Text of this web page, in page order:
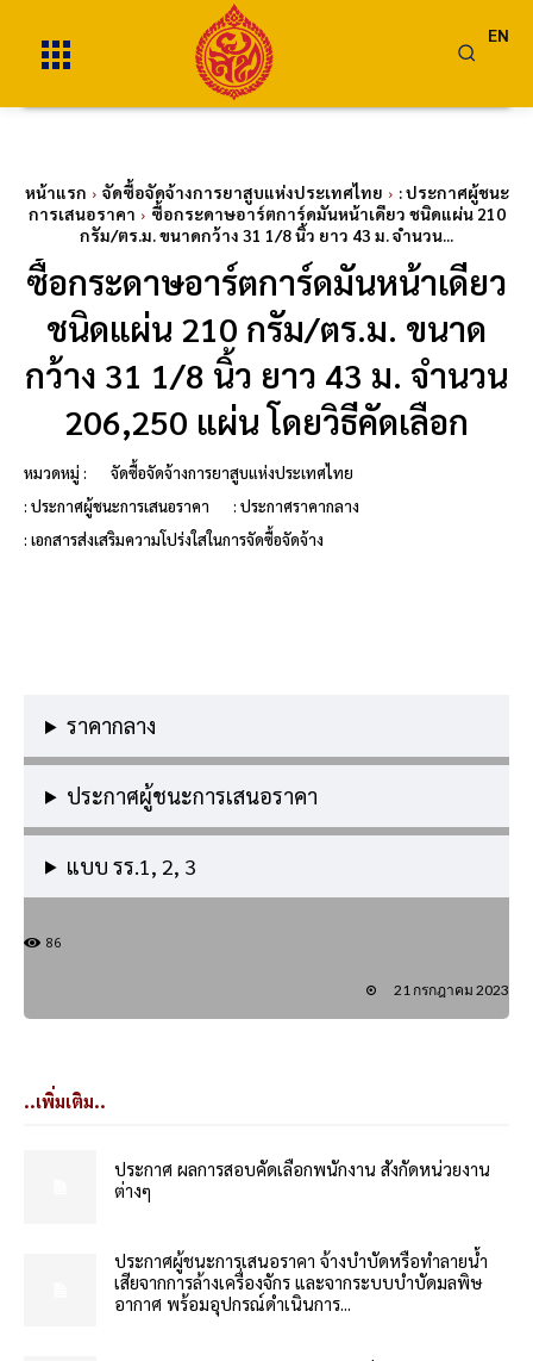
EN
หน้าแรก จัดซื้อจัดจ้างการยาสูบแห่งประเทศไทย
: ประกาศผู้ชนะ
การเสนอราคา
ซื้อกระดาษอาร์ตการ์ดมันหน้าเดียว ชนิดแผ่น 210
กรัม/ตร.ม. ขนาดกว้าง 31 1/8 นิ้ว ยาว 43 ม. จำนวน...
ซื้อกระดาษอาร์ตการ์ดมันหน้าเดียว
ชนิดแผ่น 210 กรัม/ตร.ม. ขนาด
กว้าง 31 1/8 นิ้ว ยาว 43 ม. จำนวน
206,250 แผ่น โดยวิธีคัดเลือก
หมวดหมู่ :
จัดซื้อจัดจ้างการยาสูบแห่งประเทศไทย
: ประกาศผู้ชนะการเสนอราคา
: ประกาศราคากลาง
: เอกสารส่งเสริมความโปร่งใสในการจัดซื้อจัดจ้าง
ราคากลาง
ประกาศผู้ชนะการเสนอราคา
แบบ รร.1, 2, 3
86
21 กรกฎาคม 2023
..เพิ่มเติม..
ประกาศ ผลการสอบคัดเลือกพนักงาน สังกัดหน่วยงาน
ต่างๆ
ประกาศผู้ชนะการเสนอราคา จ้างบำบัดหรือทำลายน้ำ
เสียจากการล้างเครื่องจักร และจากระบบบำบัดมลพิษ
อากาศ พร้อมอุปกรณ์ดำเนินการ...